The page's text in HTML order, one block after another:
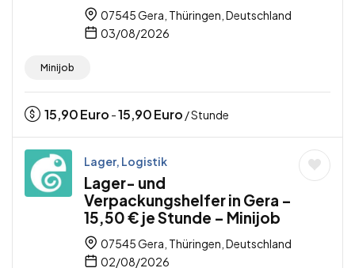
07545 Gera, Thüringen, Deutschland
03/08/2026
Minijob
15,90Euro -15,90Euro / Stunde
Lager, Logistik
Lager- und
Verpackungshelfer in Gera –
15,50 € je Stunde – Minijob
07545 Gera, Thüringen, Deutschland
02/08/2026